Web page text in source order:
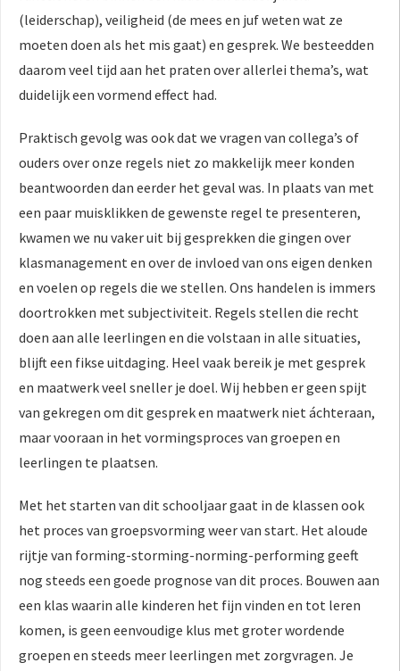
(leiderschap), veiligheid (de mees en juf weten wat ze
moeten doen als het mis gaat) en gesprek. We besteedden
daarom veel tijd aan het praten over allerlei thema’s, wat
duidelijk een vormend effect had.
Praktisch gevolg was ook dat we vragen van collega’s of
ouders over onze regels niet zo makkelijk meer konden
beantwoorden dan eerder het geval was. In plaats van met
een paar muisklikken de gewenste regel te presenteren,
kwamen we nu vaker uit bij gesprekken die gingen over
klasmanagement en over de invloed van ons eigen denken
en voelen op regels die we stellen. Ons handelen is immers
doortrokken met subjectiviteit. Regels stellen die recht
doen aan alle leerlingen en die volstaan in alle situaties,
blijft een fikse uitdaging. Heel vaak bereik je met gesprek
en maatwerk veel sneller je doel. Wij hebben er geen spijt
van gekregen om dit gesprek en maatwerk niet áchteraan,
maar vooraan in het vormingsproces van groepen en
leerlingen te plaatsen.
Met het starten van dit schooljaar gaat in de klassen ook
het proces van groepsvorming weer van start. Het aloude
rijtje van forming-storming-norming-performing geeft
nog steeds een goede prognose van dit proces. Bouwen aan
een klas waarin alle kinderen het fijn vinden en tot leren
komen, is geen eenvoudige klus met groter wordende
groepen en steeds meer leerlingen met zorgvragen. Je